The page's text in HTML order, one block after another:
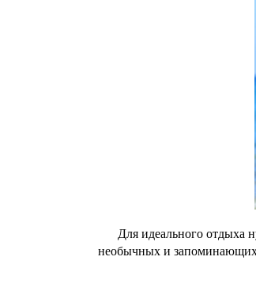
Для идеального отдыха
необычных и